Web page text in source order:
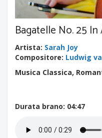
Bagatelle No. 25
Artista: Sarah Joy
Compositore: Ludwig
Musica Classica,
Durata brano: 04:47